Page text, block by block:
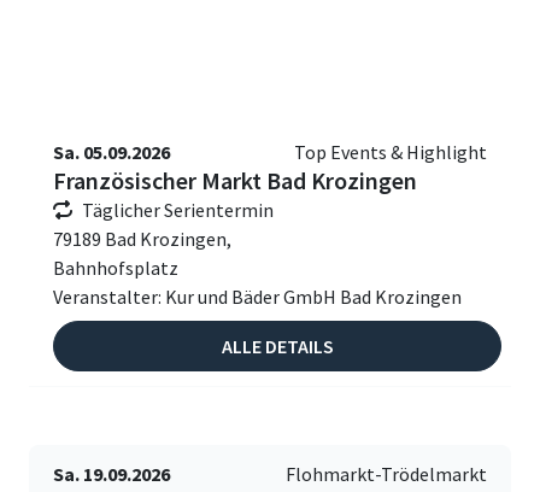
Sa. 05.09.2026 Top Events & Highlight
Französischer Markt Bad Krozingen
Täglicher Serientermin
79189 Bad Krozingen,
Bahnhofsplatz
Veranstalter: Kur und Bäder GmbH Bad Krozingen
ALLE DETAILS
Sa. 19.09.2026 Flohmarkt-Trödelmarkt